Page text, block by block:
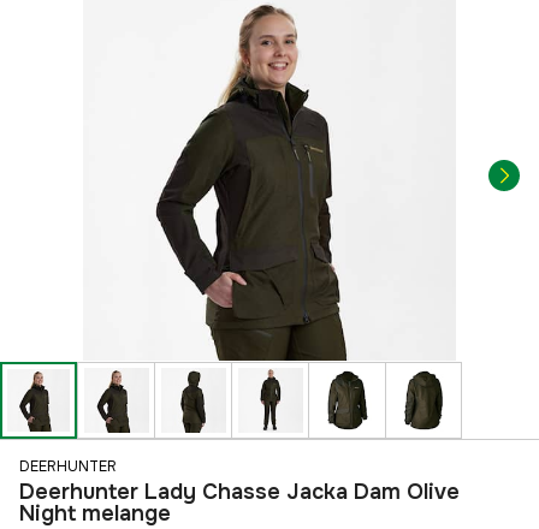
DEERHUNTER
Deerhunter Lady Chasse Jacka Dam Olive
Night melange